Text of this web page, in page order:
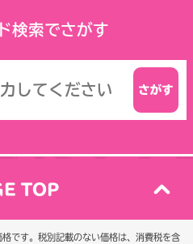
検索でさがす
TOP
です。税別記載のない価格は、消費税を含